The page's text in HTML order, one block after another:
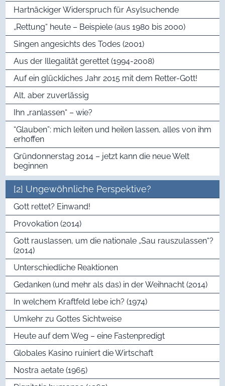
Hartnäckiger Widerspruch für Asylsuchende
„Rettung“ heute – Beispiele (aus 1980 bis 2000)
Singen angesichts des Todes (2001)
Aus der Illegalität gerettet (1994-2008)
Auf ein glückliches Jahr 2015 mit dem Retter-Gott!
Alt, aber zuverlässig
Ihn „ranlassen“ – wie?
“Glauben”: mich leiten und heilen lassen, alles von ihm
erhoffen
Gründonnerstag 2014 – jetzt kann die neue Welt
beginnen
[2] Ungewöhnliche Perspektive?
Gott rettet? Einwand!
Provokation (2014)
Gott rauslassen, um die nationale „Sau rauszulassen“?
(2014)
Unterschiedliche Reaktionen
Gedanken (und mehr als das) in der Weihnacht (2014)
In welchem Kraftfeld lebe ich? (1974)
Umkehr zu Gottes Sichtweise
Heute auf dem Weg – eine Fastenpredigt
Globales Kasino ruiniert die Wirtschaft
Nostra aetate (1965)